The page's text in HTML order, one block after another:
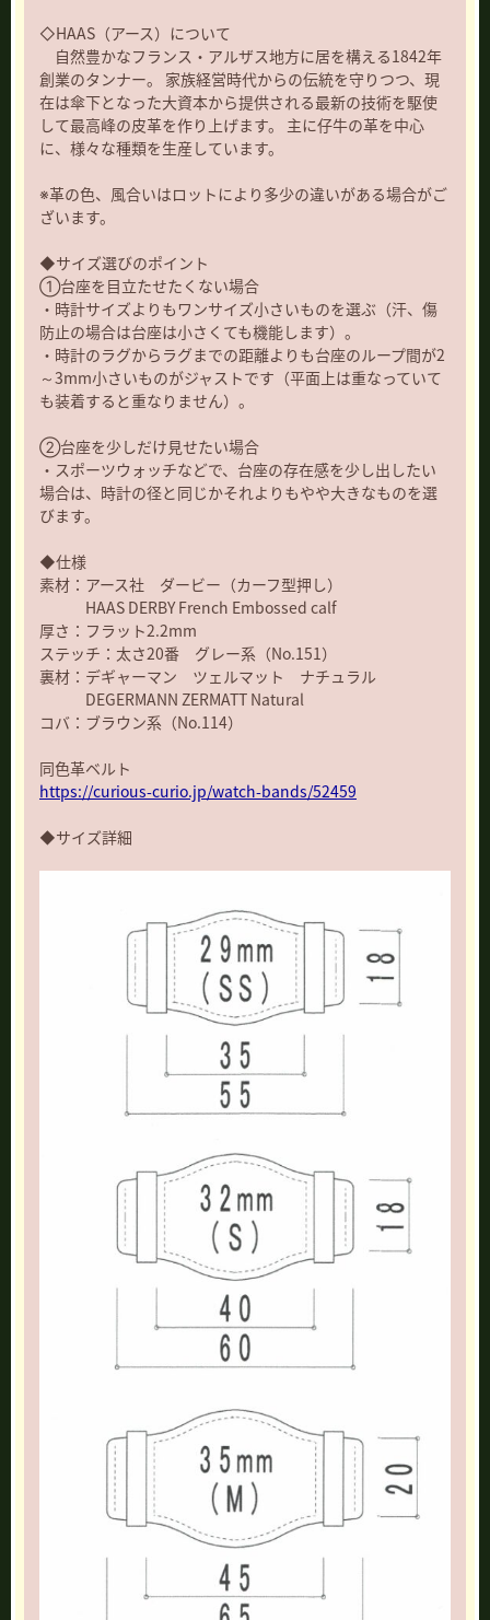
◇HAAS（アース）について
自然豊かなフランス・アルザス地方に居を構える1842年
創業のタンナー。 家族経営時代からの伝統を守りつつ、現
在は傘下となった大資本から提供される最新の技術を駆使
して最高峰の皮革を作り上げます。 主に仔牛の革を中心
に、様々な種類を生産しています。
※革の色、風合いはロットにより多少の違いがある場合がご
ざいます。
◆サイズ選びのポイント
①台座を目立たせたくない場合
・時計サイズよりもワンサイズ小さいものを選ぶ（汗、傷
防止の場合は台座は小さくても機能します）。
・時計のラグからラグまでの距離よりも台座のループ間が2
～3mm小さいものがジャストです（平面上は重なっていて
も装着すると重なりません）。
②台座を少しだけ見せたい場合
・スポーツウォッチなどで、台座の存在感を少し出したい
場合は、時計の径と同じかそれよりもやや大きなものを選
びます。
◆仕様
素材：アース社 ダービー（カーフ型押し）
HAAS DERBY French Embossed calf
厚さ：フラット2.2mm
ステッチ：太さ20番 グレー系（No.151）
裏材：デギャーマン ツェルマット ナチュラル
DEGERMANN ZERMATT Natural
コバ：ブラウン系（No.114）
同色革ベルト
https://curious-curio.jp/watch-bands/52459
◆サイズ詳細